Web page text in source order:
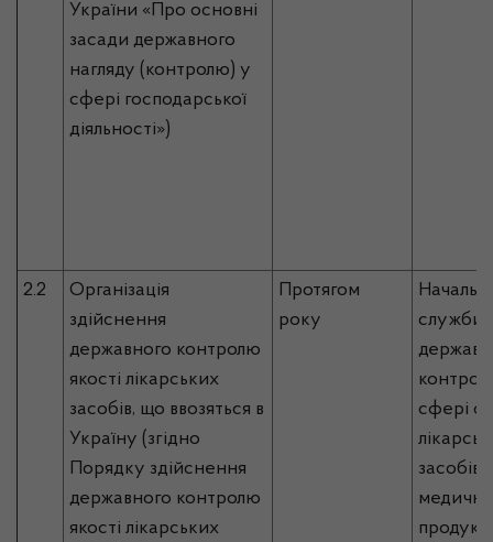
України «Про основні
засади державного
нагляду (контролю) у
сфері господарської
діяльності»)
2.2
Організація
здійснення
державного контролю
якості лікарських
засобів, що ввозяться в
Україну (згідно
Порядку здійснення
державного контролю
якості лікарських
Протягом
року
служби,
сфері
засобів,